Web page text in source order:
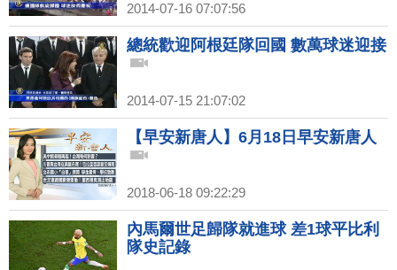
2014-07-16 07:07:56
總統歡迎阿根廷隊回國 數萬球迷迎接
2014-07-15 21:07:02
【早安新唐人】6月18日早安新唐人
2018-06-18 09:22:29
內馬爾世足歸隊就進球 差1球平比利
隊史記錄